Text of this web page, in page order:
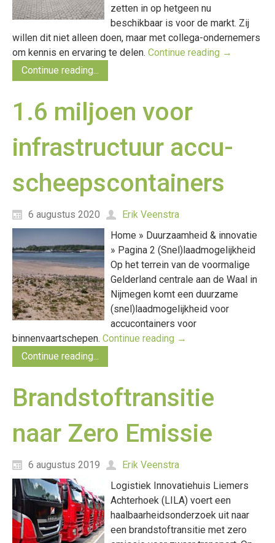
zetten in op hetgeen nu
beschikbaar is voor de markt. Zij
willen dit niet alleen doen, maar met collega-ondernemers
om kennis en ervaring te delen. Continue reading →
Continue reading...
1.6 miljoen voor
infrastructuur accu-
scheepscontainers
6 augustus 2020
Erik Veenstra
Home » Duurzaamheid & innovatie
» Pagina 2 (Snel)laadmogelijkheid
Op het terrein van de voormalige
Gelderland centrale aan de Waal in
Nijmegen komt een duurzame
(snel)laadmogelijkheid voor
accucontainers voor
binnenvaartschepen. Continue reading →
Continue reading...
Brandstoftransitie
naar Zero Emissie
6 augustus 2019
Erik Veenstra
Logistiek Innovatiehuis Liemers
Achterhoek (LILA) voert een
haalbaarheidsonderzoek uit naar
een brandstoftransitie met zero